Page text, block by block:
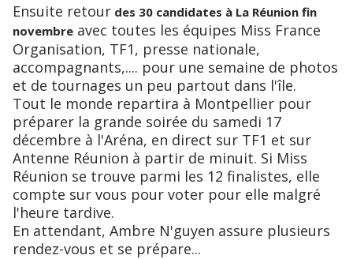
Ensuite retour des 30 candidates à La Réunion fin
novembre avec toutes les équipes Miss France
Organisation, TF1, presse nationale,
accompagnants,.... pour une semaine de photos
et de tournages un peu partout dans l'île.
Tout le monde repartira à Montpellier pour
préparer la grande soirée du samedi 17
décembre à l'Aréna, en direct sur TF1 et sur
Antenne Réunion à partir de minuit. Si Miss
Réunion se trouve parmi les 12 finalistes, elle
compte sur vous pour voter pour elle malgré
l'heure tardive.
En attendant, Ambre N'guyen assure plusieurs
rendez-vous et se prépare...